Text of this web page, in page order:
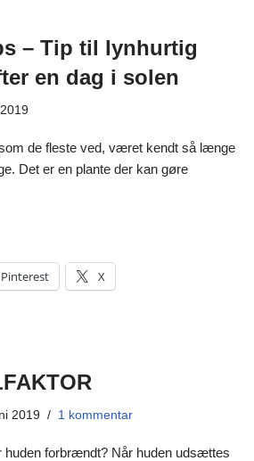
– Tip til lynhurtig
en dag i solen
de fleste ved, været kendt så længe
Det er en plante der kan gøre
Pinterest X
2019 1 kommentar
forbrændt? Når huden udsættes